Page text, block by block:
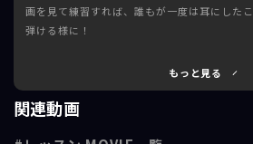
画を見て練習すれば、誰もが一度は耳にした
弾ける様に！
■課題曲：RADWIMPS「愛にできることはま
繊細なメロディに乗せて、「愛」とは何かを真
もっと見る
関連動画